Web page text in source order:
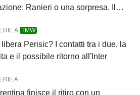
Ranieri o una sorpresa. Il
A TMW
libera Perisic? I contatti tra i due, la
e il possibile ritorno all'Inter
A
finisce il ritiro con un